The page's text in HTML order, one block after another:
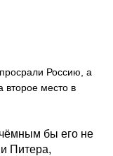
Россию, а
второе место в
бы его не
Питера,